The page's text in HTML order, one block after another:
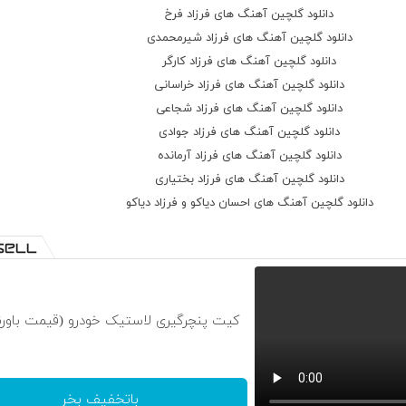
دانلود گلچین آهنگ های فرزاد فرخ
دانلود گلچین آهنگ های فرزاد شیرمحمدی
دانلود گلچین آهنگ های فرزاد کارگر
دانلود گلچین آهنگ های فرزاد خراسانی
دانلود گلچین آهنگ های فرزاد شجاعی
دانلود گلچین آهنگ های فرزاد جوادی
دانلود گلچین آهنگ های فرزاد آرمانده
دانلود گلچین آهنگ های فرزاد بختیاری
دانلود گلچین آهنگ های احسان دیاکو و فرزاد دیاکو
کیت پنچرگیری لاستیک خودرو (قیمت
باتخفیف بخر